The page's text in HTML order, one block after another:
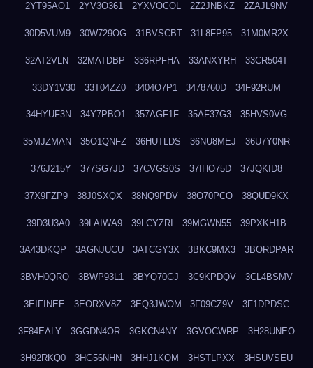
2YT95AO1 2YV3O361 2YXVOCOL 2Z2JNBKZ 2ZAJL9NV
30D5VUM9 30W729OG 31BVSCBT 31L8FP95 31M0MR2X
32AT2VLN 32MATDBP 336RPFHA 33ANXYRH 33CR504T
33DY1V30 33T04ZZ0 3404O7P1 3478760D 34F92RUM
34HYUF3N 34Y7PBO1 357AGF1F 35AF37G3 35HVS0VG
35MJZMAN 35O1QNFZ 36HUTLDS 36NU8MEJ 36U7Y0NR
376J215Y 377SG7JD 37CVGS0S 37IHO75D 37JQKID8
37X9FZP9 38J0SXQX 38NQ9PDV 38O70PCO 38QUD9KX
39D3U3A0 39LAIWA9 39LCYZRI 39MGWN55 39PXKH1B
3A43DKQP 3AGNJUCU 3ATCGY3X 3BKC9MX3 3BORDPAR
3BVH0QRQ 3BWP93L1 3BYQ70GJ 3C9KPDQV 3CL4BSMV
3EIFINEE 3EORXV8Z 3EQ3JWOM 3F09CZ9V 3F1DPDSC
3F84EALY 3GGDN4OR 3GKCN4NY 3GVOCWRP 3H28UNEO
3H92RKQ0 3HG56NHN 3HHJ1KQM 3HSTLPXX 3HSUVSEU